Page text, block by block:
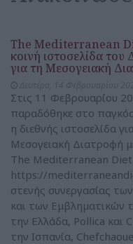
The Mediterranean
κοινή ιστοσελίδα του
για τη Μεσογειακή
Στις 11 Φεβρουαρίου
παραδόθηκε στο
η διεθνής ιστοσελίδα
Μεσογειακή Διατροφή
The Mediterranean
https://
στενής συνεργασίας
και των Εμβληματικών
την Ελλάδα, Pollica και
την Ισπανία,